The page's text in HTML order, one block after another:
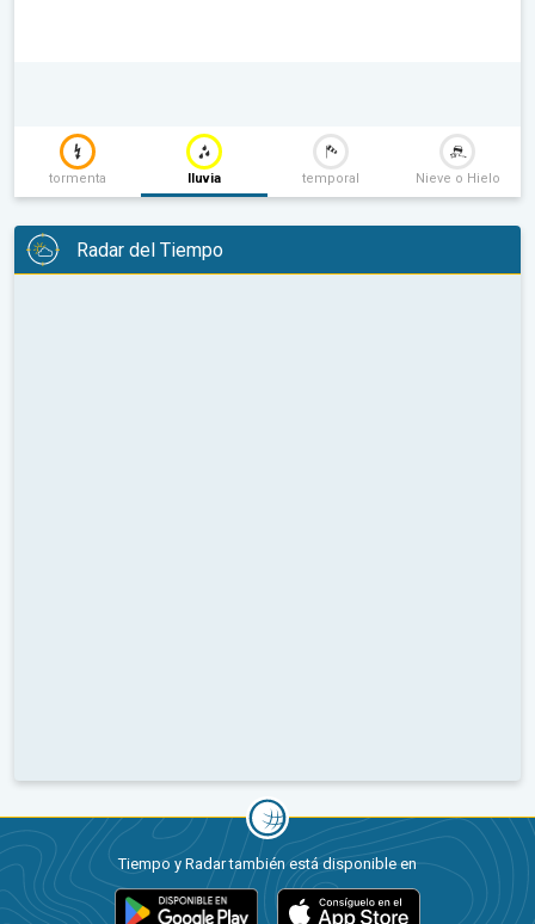
tormenta lluvia temporal Nieve o Hielo
Radar del Tiempo
Tiempo y Radar también está disponible en